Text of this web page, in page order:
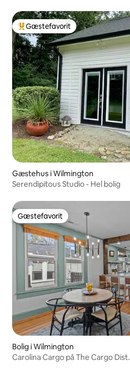
Bedste gæstefavorit
Gæstefavorit
Gæstehus i Wilmington
Serendipitous Studio - Hel bolig
Gæstefavorit
Gæstefavorit
Bolig i Wilmington
Carolina Cargo på The Cargo Dist.